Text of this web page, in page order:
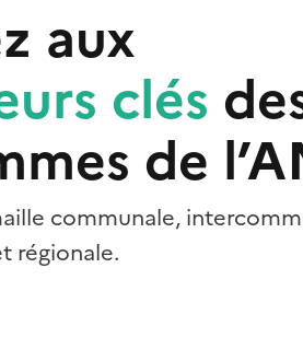
aux
clés
de
communale,
régionale.